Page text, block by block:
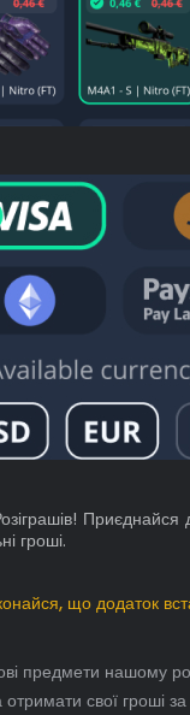
гроші.
що додаток
предмети нашому
свої гроші